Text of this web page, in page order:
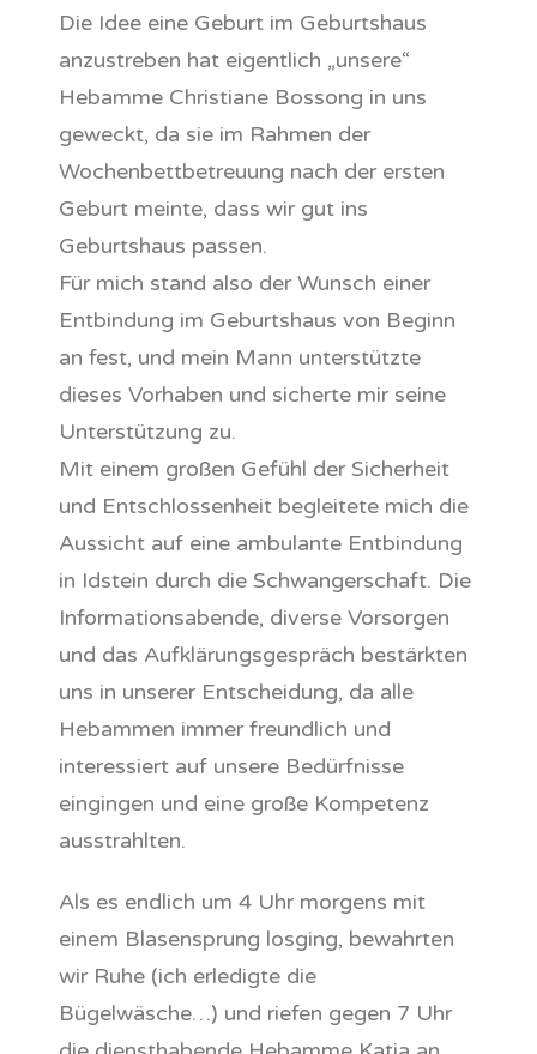
Die Idee eine Geburt im Geburtshaus
anzustreben hat eigentlich „unsere“
Hebamme Christiane Bossong in uns
geweckt, da sie im Rahmen der
Wochenbettbetreuung nach der ersten
Geburt meinte, dass wir gut ins
Geburtshaus passen.
Für mich stand also der Wunsch einer
Entbindung im Geburtshaus von Beginn
an fest, und mein Mann unterstützte
dieses Vorhaben und sicherte mir seine
Unterstützung zu.
Mit einem großen Gefühl der Sicherheit
und Entschlossenheit begleitete mich die
Aussicht auf eine ambulante Entbindung
in Idstein durch die Schwangerschaft. Die
Informationsabende, diverse Vorsorgen
und das Aufklärungsgespräch bestärkten
uns in unserer Entscheidung, da alle
Hebammen immer freundlich und
interessiert auf unsere Bedürfnisse
eingingen und eine große Kompetenz
ausstrahlten.
Als es endlich um 4 Uhr morgens mit
einem Blasensprung losging, bewahrten
wir Ruhe (ich erledigte die
Bügelwäsche…) und riefen gegen 7 Uhr